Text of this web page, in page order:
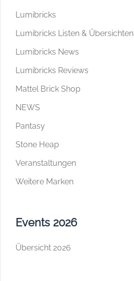
Lumibricks
Lumibricks Listen & Übersichten
Lumibricks News
Lumibricks Reviews
Mattel Brick Shop
NEWS
Pantasy
Stone Heap
Veranstaltungen
Weitere Marken
Events 2026
Übersicht 2026